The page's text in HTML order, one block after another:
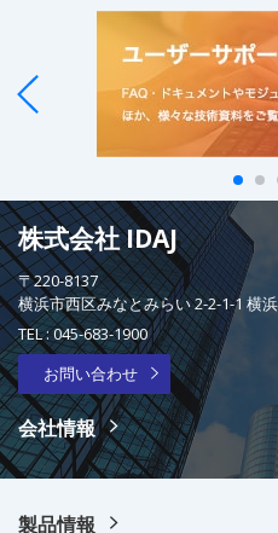
株式会社 IDAJ
〒220-8137
横浜市西区みなとみらい 2-2-1-1 横
TEL :045-683-1900
お問い合わせ
会社情報
製品情報